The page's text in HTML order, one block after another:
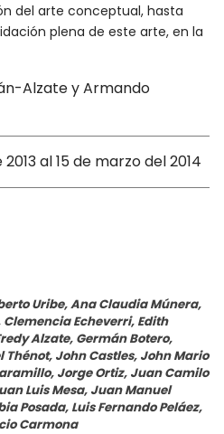
del arte conceptual, hasta
plena de este arte, en la
Alzate y Armando
al 15 de marzo del 2014
Uribe, Ana Claudia Múnera,
Echeverri, Edith
Alzate, Germán Botero,
Thénot, John Castles, John Mario
Jorge Ortiz, Juan Camilo
Luis Mesa, Juan Manuel
Posada, Luis Fernando Peláez,
Carmona